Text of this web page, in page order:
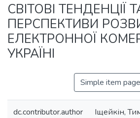
Statistics
СВІТОВІ ТЕНДЕНЦІЇ
ПЕРСПЕКТИВИ
ЕЛЕКТРОННОЇ
УКРАЇНІ
Simple item page
dc.contributor.author Іщейкін,